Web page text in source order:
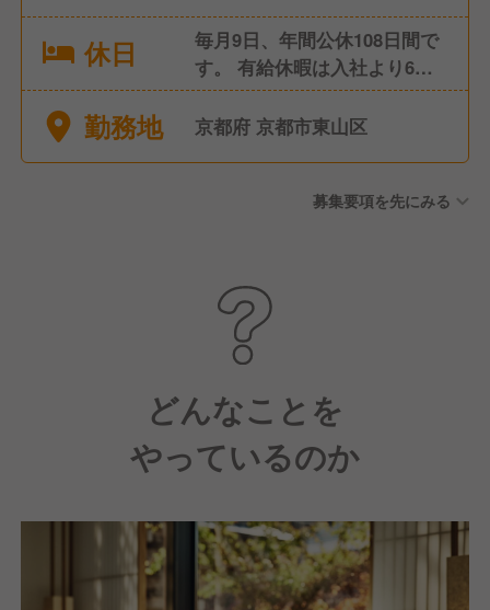
休日
毎月9日、年間公休108日間で
す。 有給休暇は入社より6ヵ
月後に付与いたします。
勤務地 京都府 京都市東山区
募集要項を先にみる
どんなことを
やっているのか